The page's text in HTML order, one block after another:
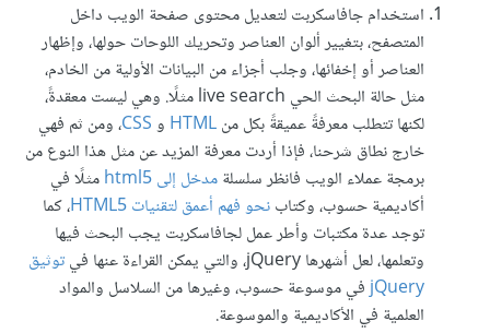
استخدام جافاسكربت لتعديل محتوى صفحة الويب داخل
المتصفح، بتغيير ألوان العناصر وتحريك اللوحات حولها، وإظهار
العناصر أو إخفائها، وجلب أجزاء من البيانات الأولية من الخادم،
مثل حالة البحث الحي live search مثلًا. وهي ليست معقدةً،
لكنها تتطلب معرفةً عميقةً بكل منHTML وCSS، ومن ثم فهي
خارج نطاق شرحنا، فإذا أردت معرفة المزيد عن مثل هذا النوع من
برمجة عملاء الويب فانظر سلسلةمدخل إلى html5
مثلًا في
أكاديمية حسوب، وكتابنحو فهم أعمق لتقنيات HTML5
، كما
توجد عدة مكتبات وأطر عمل لجافاسكربت يجب البحث فيها
وتعلمها، لعل أشهرها jQuery، والتي يمكن القراءة عنها في
توثيق
jQueryفي موسوعة حسوب، وغيرها من السلاسل والمواد
العلمية في الأكاديمية والموسوعة.